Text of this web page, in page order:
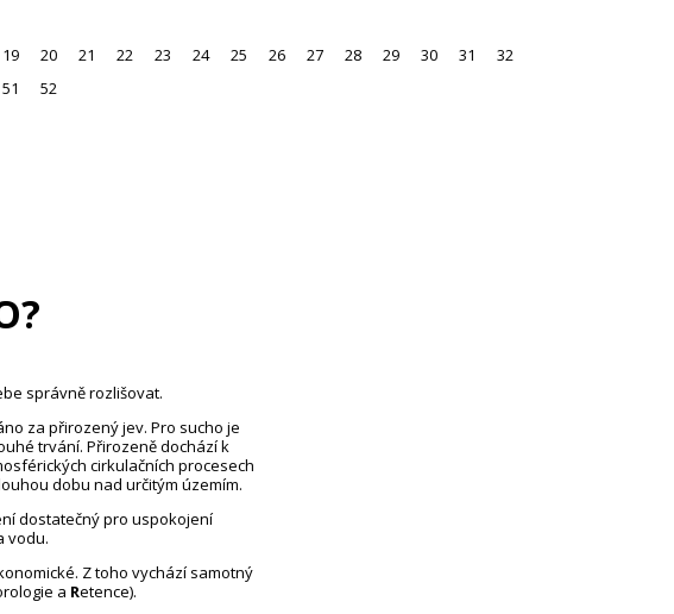
19 20 21 22 23 24 25 26 27 28 29 30 31
32
51 52
správně rozlišovat.
za přirozený jev. Pro sucho je
trvání. Přirozeně dochází k
cirkulačních procesech
dobu nad určitým územím.
dostatečný pro uspokojení
vodu.
Z toho vychází samotný
a Retence).